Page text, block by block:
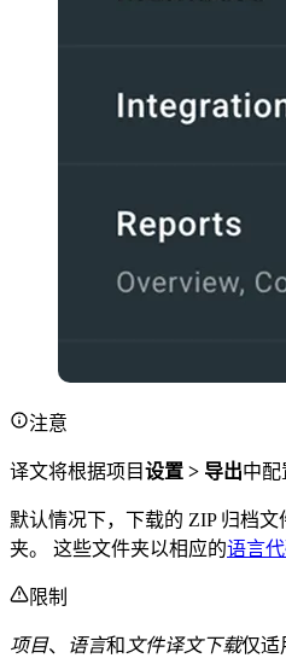
注意
译文将根据项目设置 > 导出中配
默认情况下，下载的 ZIP 归档
夹。 这些文件夹以相应的语言
限制
项目、 语言和 文件译文下载仅适